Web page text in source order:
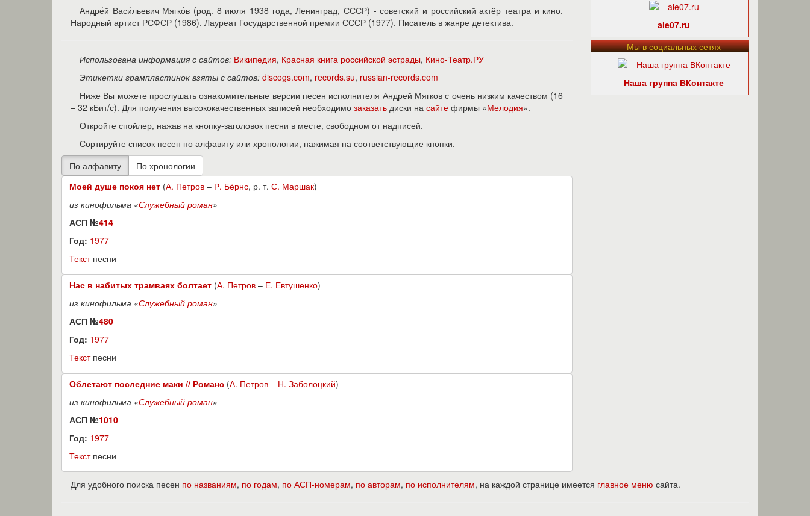
Андре́й Васи́льевич Мягко́в (род. 8 июля 1938 года, Ленинград, СССР) - советский и российский актёр театра и кино.
Народный артист РСФСР (1986). Лауреат Государственной премии СССР (1977). Писатель в жанре детектива.
Использована информация с сайтов: Википедия, Красная книга российской эстрады, Кино-Театр.РУ
Этикетки грампластинок взяты с сайтов: discogs.com, records.su, russian-records.com
Ниже Вы можете прослушать ознакомительные версии песен исполнителя Андрей Мягков с очень низким качеством (16
– 32 кБит/с). Для получения высококачественных записей необходимо заказать диски на сайте фирмы «Мелодия».
Откройте спойлер, нажав на кнопку-заголовок песни в месте, свободном от надписей.
Сортируйте список песен по алфавиту или хронологии, нажимая на соответствующие кнопки.
Моей душе покоя нет (А. Петров – Р. Бёрнс, р. т. С. Маршак)
из кинофильма «Служебный роман»
АСП №414
Год: 1977
Текстпесни
Нас в набитых трамваях болтает (А. Петров – Е. Евтушенко)
из кинофильма «Служебный роман»
АСП №480
Год: 1977
Текстпесни
Облетают последние маки // Романс (А. Петров – Н. Заболоцкий)
из кинофильма «Служебный роман»
АСП №1010
Год: 1977
Текстпесни
ale07.ru
Мы в социальных сетях
Наша группа ВКонтакте
Для удобного поиска песен по названиям, по годам, по АСП-номерам, по авторам, по исполнителям, на каждой странице имеется главное меню сайта.